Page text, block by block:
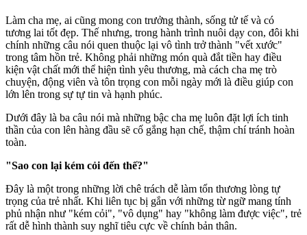
Làm cha mẹ, ai cũng mong con trưởng thành, sống tử tế và có
tương lai tốt đẹp. Thế nhưng, trong hành trình nuôi dạy con, đôi khi
chính những câu nói quen thuộc lại vô tình trở thành "vết xước"
trong tâm hồn trẻ. Không phải những món quà đắt tiền hay điều
kiện vật chất mới thể hiện tình yêu thương, mà cách cha mẹ trò
chuyện, động viên và tôn trọng con mỗi ngày mới là điều giúp con
lớn lên trong sự tự tin và hạnh phúc.
Dưới đây là ba câu nói mà những bậc cha mẹ luôn đặt lợi ích tinh
thần của con lên hàng đầu sẽ cố gắng hạn chế, thậm chí tránh hoàn
toàn.
"Sao con lại kém cỏi đến thế?"
Đây là một trong những lời chê trách dễ làm tổn thương lòng tự
trọng của trẻ nhất. Khi liên tục bị gắn với những từ ngữ mang tính
phủ nhận như "kém cỏi", "vô dụng" hay "không làm được việc", trẻ
rất dễ hình thành suy nghĩ tiêu cực về chính bản thân.